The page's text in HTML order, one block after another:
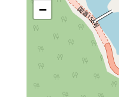
−